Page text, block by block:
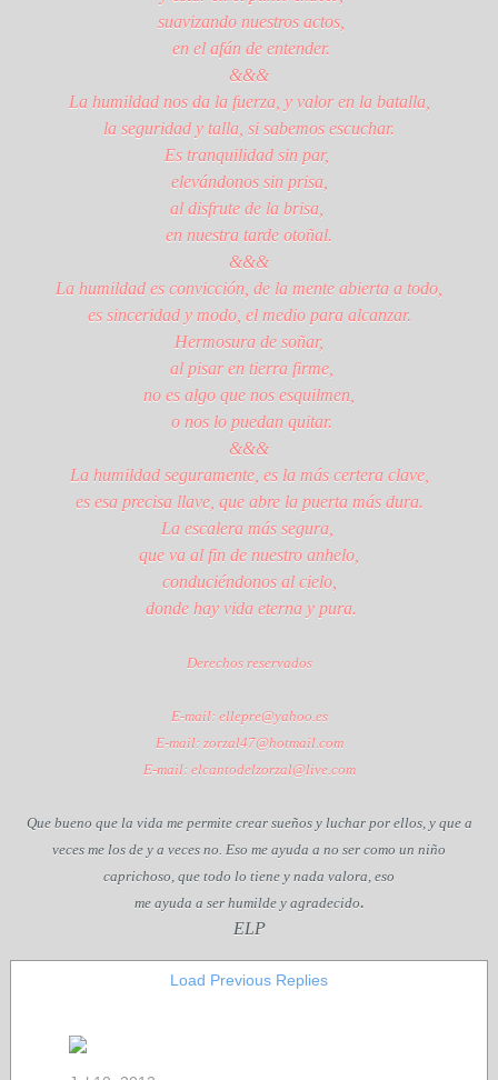
suavizando nuestros actos,
en el afán de entender.
&&&
La humildad nos da la fuerza, y valor en la batalla,
la seguridad y talla, si sabemos escuchar.
Es tranquilidad sin par,
elevándonos sin prisa,
al disfrute de la brisa,
en nuestra tarde otoñal.
&&&
La humildad es convicción, de la mente abierta a todo,
es sinceridad y modo, el medio para alcanzar.
Hermosura de soñar,
al pisar en tierra firme,
no es algo que nos esquilmen,
o nos lo puedan quitar.
&&&
La humildad seguramente, es la más certera clave,
es esa precisa llave, que abre la puerta más dura.
La escalera más segura,
que va al fin de nuestro anhelo,
conduciéndonos al cielo,
donde hay vida eterna y pura.
Derechos reservados
E-mail: ellepre@yahoo.es
E-mail: zorzal47@hotmail.com
E-mail: elcantodelzorzal@live.com
Que bueno que la vida me permite crear sueños y luchar por ellos, y que a
veces me los de y a veces no. Eso me ayuda a no ser como un niño
caprichoso, que todo lo tiene y nada valora, eso
me ayuda a ser humilde y agradecido.
ELP
Load Previous Replies